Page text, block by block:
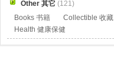
Other 其它 (121)
Books 书籍
Collectible 收藏
Health 健康保健